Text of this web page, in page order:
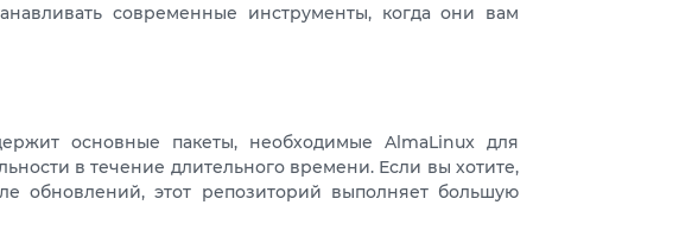
современные инструменты, когда они вам
основные пакеты, необходимые AlmaLinux для
в течение длительного времени. Если вы хотите,
обновлений, этот репозиторий выполняет большую